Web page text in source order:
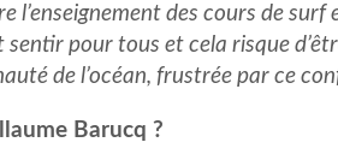
l’enseignement des cours de surf
pour tous et cela risque
de l’océan, frustrée par ce
Barucq ?